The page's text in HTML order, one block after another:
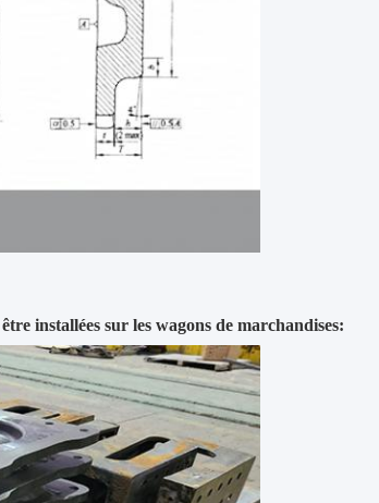
installées sur les wagons de marchandises: